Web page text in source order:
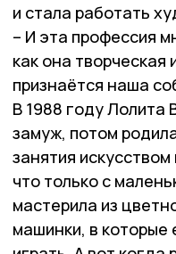
и стала работать
– И эта профессия
как она творческая
признаётся наша
В 1988 году Лолита
замуж, потом
занятия
что только с
мастерила из
машинки, в которые